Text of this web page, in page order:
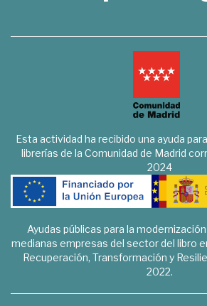
Esta actividad ha recibido una ayuda
librerías de la Comunidad de Madrid
2024
Ayudas públicas para la
medianas empresas del sector del libro
Recuperación, Transformación y
2022.